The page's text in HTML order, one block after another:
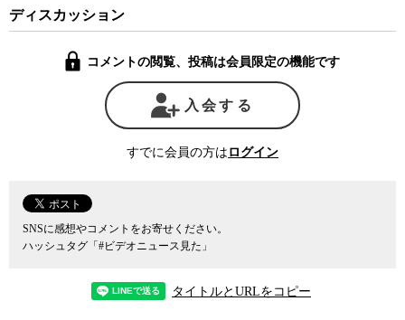
も、これまで辛うじて絆を保ってきた地域社会が、今回の再編によ
って帰れる人と帰れない人に2分されてしまうからだ。
また、帰還が可能とされる「避難指示解除準備区域」の厳しい現
実も、必ずしも正確には理解されていないようだ。福島第一原発か
ら20キロ圏にあり町全体が強制的に避難させられる警戒区域に含ま
れていた富岡町の場合も、3月25日以降は「避難指示解除準備区域」
部分は基本的には出入りが自由になった。しかし、帰宅した住民を
待ち受けている富岡は、震災前の富岡とは似ても似つかぬ姿になっ
た「除染」した表土を詰めた黒いコンテナバック、地震と津波によ
って破壊されたままの上下水道等々。しかも、警察や消防機能が存
在しないため、治安維持のためには住民自身が自主的にパトロール
とは言え、こうした困難は何とか乗り越えていけるかもしれな
ディスカッション
コメントの閲覧、投稿は会員限定の機能です
入会する
すでに会員の方は ログイン
SNSに感想やコメントをお寄せください。
ハッシュタグ「#ビデオニュース見た」
タイトルとURLをコピー